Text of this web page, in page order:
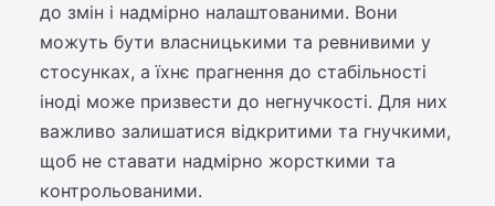
до змін і надмірно налаштованими. Вони
можуть бути власницькими та ревнивими у
стосунках, а їхнє прагнення до стабільності
іноді може призвести до негнучкості. Для них
важливо залишатися відкритими та гнучкими,
щоб не ставати надмірно жорсткими та
контрольованими.